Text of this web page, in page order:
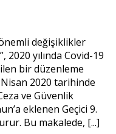
değişiklikler
2020 yılında Covid-19
bir düzenleme
2020 tarihinde
ve Güvenlik
eklenen Geçici 9.
Bu makalede, [...]